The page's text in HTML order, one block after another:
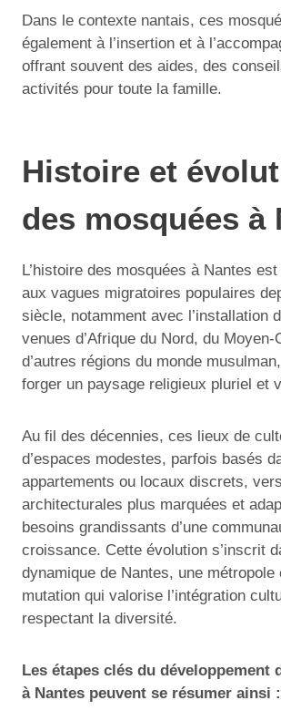
Dans le contexte nantais, ces
également à l’insertion et à
offrant souvent des aides, des
activités pour toute la famille.
Histoire et
des mosquées à
L’histoire des mosquées à Nantes
aux vagues migratoires populaires
siècle, notamment avec l’installation
venues d’Afrique du Nord, du Moyen-
d’autres régions du monde
forger un paysage religieux pluriel et
Au fil des décennies, ces lieux de
d’espaces modestes, parfois basés
appartements ou locaux discrets,
architecturales plus marquées et
besoins grandissants d’une
croissance. Cette évolution s’inscrit
dynamique de Nantes, une métropole
mutation qui valorise l’intégration
respectant la diversité.
Les étapes clés du développement
à Nantes peuvent se résumer ainsi :